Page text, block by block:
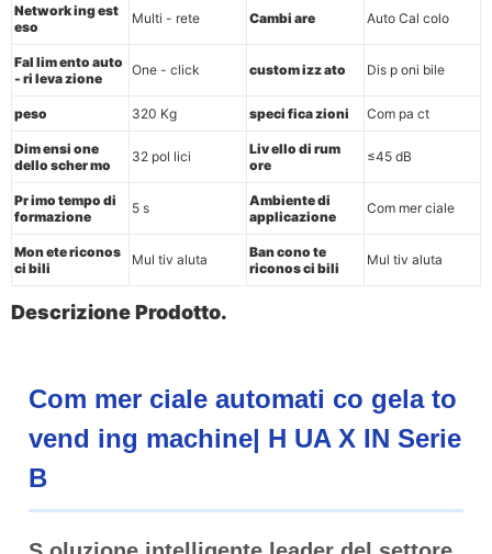
Network ing est
eso
Multi - rete Cambi are Auto Cal colo
Fal lim ento auto
- ri leva zione
One - click custom izz ato Dis p oni bile
peso 320 Kg speci fica zioni Com pa ct
Dim ensi one
dello scher mo
32 pol lici
Liv ello di rum
ore
≤45 dB
Pr imo tempo di
formazione
5 s
Ambiente di
applicazione
Com mer ciale
Mon ete riconos
ci bili
Mul tiv aluta
Ban cono te
riconos ci bili
Mul tiv aluta
Descrizione Prodotto.
Com mer ciale automati co gela to
vend ing machine| H UA X IN Serie
B